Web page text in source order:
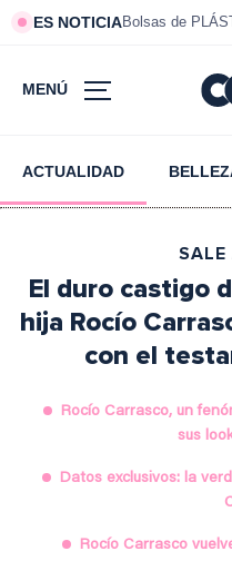
ES NOTICIABolsas de
MENÚ
ACTUALIDAD
El duro castigo
hija Rocío
con el
Rocío Carrasco, un
sus
Datos exclusivos: la
Rocío Carrasco